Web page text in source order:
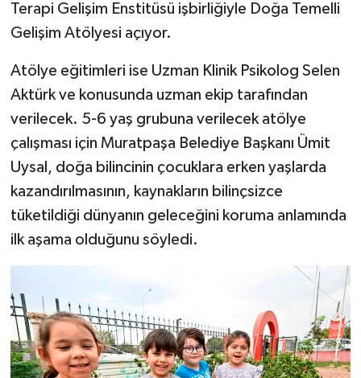
Terapi Gelişim Enstitüsü işbirliğiyle Doğa Temelli
Gelişim Atölyesi açıyor.
Atölye eğitimleri ise Uzman Klinik Psikolog Selen
Aktürk ve konusunda uzman ekip tarafından
verilecek. 5-6 yaş grubuna verilecek atölye
çalışması için Muratpaşa Belediye Başkanı Ümit
Uysal, doğa bilincinin çocuklara erken yaşlarda
kazandırılmasının, kaynakların bilinçsizce
tüketildiği dünyanın geleceğini koruma anlamında
ilk aşama olduğunu söyledi.